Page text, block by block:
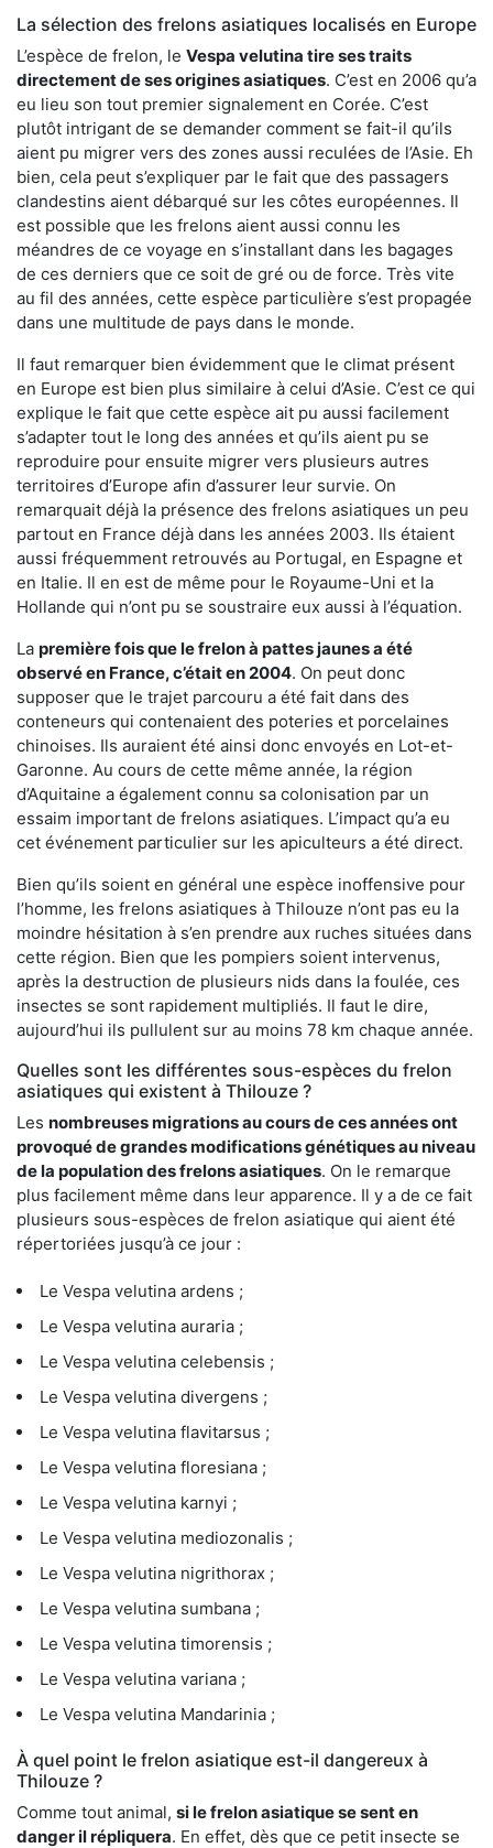
La sélection des frelons asiatiques localisés en Europe
L’espèce de frelon, le Vespa velutina tire ses traits
directement de ses origines asiatiques. C’est en 2006 qu’a
eu lieu son tout premier signalement en Corée. C’est
plutôt intrigant de se demander comment se fait-il qu’ils
aient pu migrer vers des zones aussi reculées de l’Asie. Eh
bien, cela peut s’expliquer par le fait que des passagers
clandestins aient débarqué sur les côtes européennes. Il
est possible que les frelons aient aussi connu les
méandres de ce voyage en s’installant dans les bagages
de ces derniers que ce soit de gré ou de force. Très vite
au fil des années, cette espèce particulière s’est propagée
dans une multitude de pays dans le monde.
Il faut remarquer bien évidemment que le climat présent
en Europe est bien plus similaire à celui d’Asie. C’est ce qui
explique le fait que cette espèce ait pu aussi facilement
s’adapter tout le long des années et qu’ils aient pu se
reproduire pour ensuite migrer vers plusieurs autres
territoires d’Europe afin d’assurer leur survie. On
remarquait déjà la présence des frelons asiatiques un peu
partout en France déjà dans les années 2003. Ils étaient
aussi fréquemment retrouvés au Portugal, en Espagne et
en Italie. Il en est de même pour le Royaume-Uni et la
Hollande qui n’ont pu se soustraire eux aussi à l’équation.
La première fois que le frelon à pattes jaunes a été
observé en France, c’était en 2004. On peut donc
supposer que le trajet parcouru a été fait dans des
conteneurs qui contenaient des poteries et porcelaines
chinoises. Ils auraient été ainsi donc envoyés en Lot-et-
Garonne. Au cours de cette même année, la région
d’Aquitaine a également connu sa colonisation par un
essaim important de frelons asiatiques. L’impact qu’a eu
cet événement particulier sur les apiculteurs a été direct.
Bien qu’ils soient en général une espèce inoffensive pour
l’homme, les frelons asiatiques à Thilouze n’ont pas eu la
moindre hésitation à s’en prendre aux ruches situées dans
cette région. Bien que les pompiers soient intervenus,
après la destruction de plusieurs nids dans la foulée, ces
insectes se sont rapidement multipliés. Il faut le dire,
aujourd’hui ils pullulent sur au moins 78 km chaque année.
Quelles sont les différentes sous-espèces du frelon
asiatiques qui existent à Thilouze ?
Les nombreuses migrations au cours de ces années ont
provoqué de grandes modifications génétiques au niveau
de la population des frelons asiatiques. On le remarque
plus facilement même dans leur apparence. Il y a de ce fait
plusieurs sous-espèces de frelon asiatique qui aient été
répertoriées jusqu’à ce jour :
Le Vespa velutina ardens ;
Le Vespa velutina auraria ;
Le Vespa velutina celebensis ;
Le Vespa velutina divergens ;
Le Vespa velutina flavitarsus ;
Le Vespa velutina floresiana ;
Le Vespa velutina karnyi ;
Le Vespa velutina mediozonalis ;
Le Vespa velutina nigrithorax ;
Le Vespa velutina sumbana ;
Le Vespa velutina timorensis ;
Le Vespa velutina variana ;
Le Vespa velutina Mandarinia ;
À quel point le frelon asiatique est-il dangereux à
Thilouze ?
Comme tout animal, si le frelon asiatique se sent en
danger il répliquera. En effet, dès que ce petit insecte se